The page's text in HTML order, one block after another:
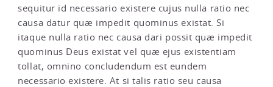
sequitur id necessario existere cujus nulla ratio nec
causa datur quæ impedit quominus existat. Si
itaque nulla ratio nec causa dari possit quæ impedit
quominus Deus existat vel quæ ejus existentiam
tollat, omnino concludendum est eundem
necessario existere. At si talis ratio seu causa